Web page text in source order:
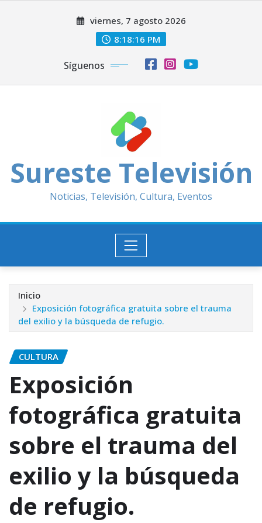
viernes, 7 agosto 2026
8:18:17 PM
Síguenos
Sureste Televisión
Noticias, Televisión, Cultura, Eventos
Inicio
Exposición fotográfica gratuita sobre el trauma
del exilio y la búsqueda de refugio.
CULTURA
Exposición
fotográfica gratuita
sobre el trauma del
exilio y la búsqueda
de refugio.